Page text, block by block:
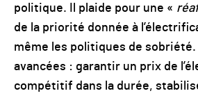
politique. Il plaide pour une «
de la priorité donnée à
même les politiques de
avancées : garantir un prix de
compétitif dans la durée,